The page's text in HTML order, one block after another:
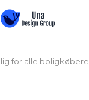
for alle boligkøbere